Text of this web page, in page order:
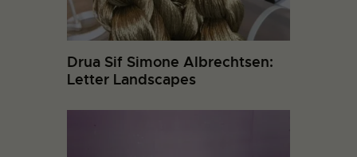
Drua Sif Simone Albrechtsen:
Letter Landscapes